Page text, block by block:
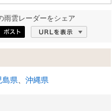
雨雲レーダーをシェア
にシェア
ポスト
島県、 沖縄県